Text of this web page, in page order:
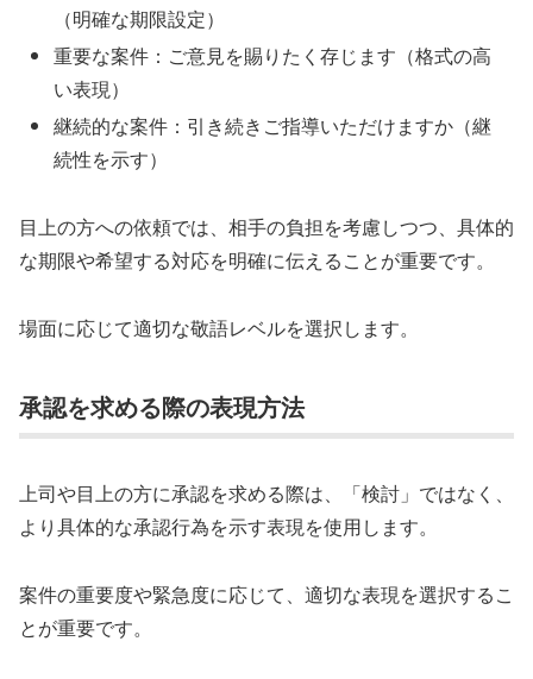
（明確な期限設定）
重要な案件：ご意見を賜りたく存じます（格式の高
い表現）
継続的な案件：引き続きご指導いただけますか（継
続性を示す）
目上の方への依頼では、相手の負担を考慮しつつ、具体的
な期限や希望する対応を明確に伝えることが重要です。
場面に応じて適切な敬語レベルを選択します。
承認を求める際の表現方法
上司や目上の方に承認を求める際は、「検討」ではなく、
より具体的な承認行為を示す表現を使用します。
案件の重要度や緊急度に応じて、適切な表現を選択するこ
とが重要です。